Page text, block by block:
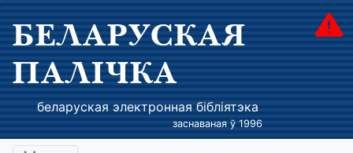
БЕЛАРУСКАЯ
ПАЛІЧКА
беларуская электронная бібліятэка
заснаваная ў 1996